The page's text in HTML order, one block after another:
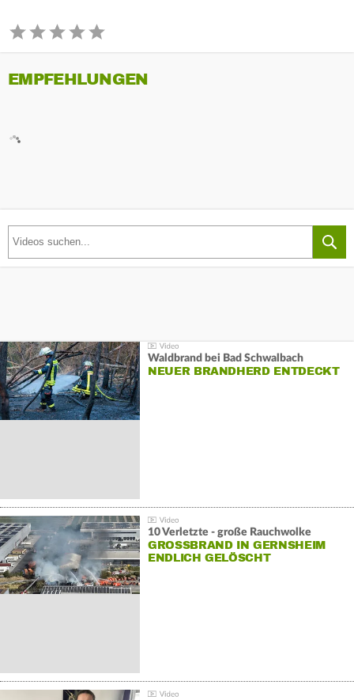
EMPFEHLUNGEN
Waldbrand bei Bad Schwalbach
NEUER BRANDHERD ENTDECKT
10 Verletzte - große Rauchwolke
GROSSBRAND IN GERNSHEIM E
NDLICH GELÖSCHT